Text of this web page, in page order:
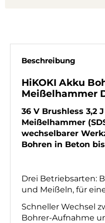
Beschreibung
HiKOKI Akku
Meißelhammer
36 V Brushless 3,2
Meißelhammer
wechselbarer
Bohren in Beton
Drei Betriebsarten:
und Meißeln, für
Schneller Wechsel
Bohrer-Aufnahme